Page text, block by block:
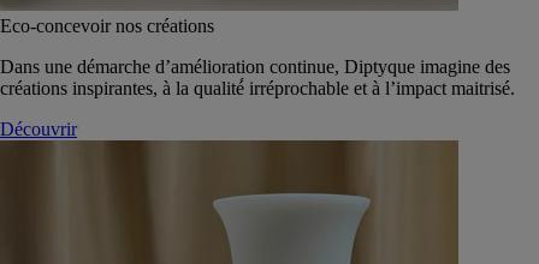
Eco-concevoir nos créations
Dans une démarche d’amélioration continue, Diptyque imagine des
créations inspirantes, à la qualité́ irréprochable et à l’impact maitrisé.
Découvrir